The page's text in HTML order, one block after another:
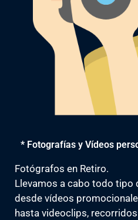
* Fotografías y Vídeos
Fotógrafos en Retiro.
Llevamos a cabo todo tipo
desde vídeos
hasta videoclips,